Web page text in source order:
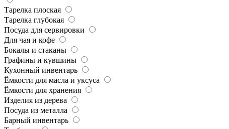
Тарелка плоская
Тарелка глубокая
Посуда для сервировки
Для чая и кофе
Бокалы и стаканы
Графины и кувшины
Кухонный инвентарь
Ёмкости для масла и уксуса
Ёмкости для хранения
Изделия из дерева
Посуда из металла
Барный инвентарь